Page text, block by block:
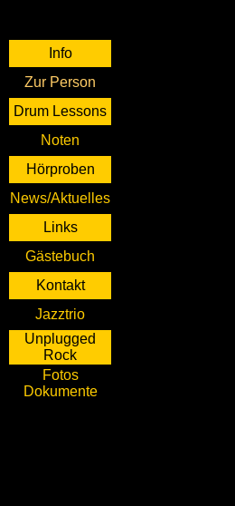
Info
Zur Person
Drum Lessons
Noten
Hörproben
News/Aktuelles
Links
Gästebuch
Kontakt
Jazztrio
Unplugged
Rock
Fotos
Dokumente